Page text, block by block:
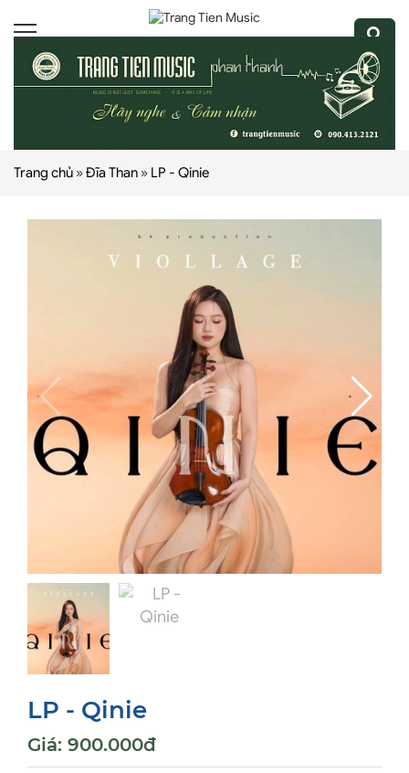
Trang chủ »Đĩa Than » LP - Qinie
LP - Qinie
Giá: 900.000đ